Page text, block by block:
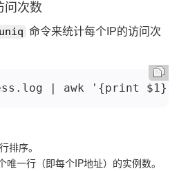
问次数
uniq 命令来统计每个IP的访问次
| awk '{print
排序。
唯一行（即每个IP地址）的实例数。